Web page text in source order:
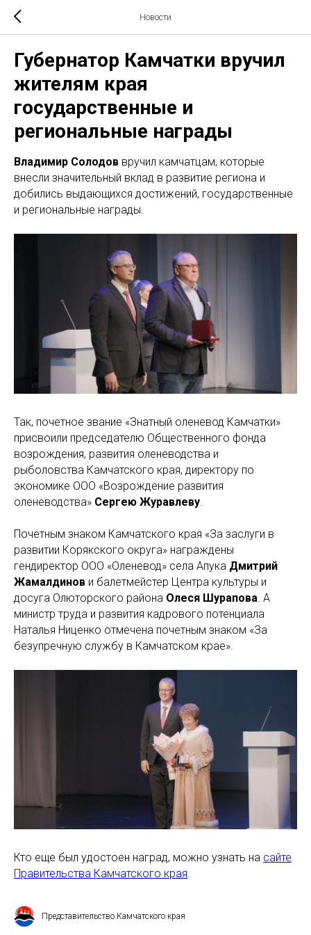
Новости
Губернатор Камчатки вручил
жителям края
государственные и
региональные награды
Владимир Солодов вручил камчатцам, которые
внесли значительный вклад в развитие региона и
добились выдающихся достижений, государственные
и региональные награды.
Так, почетное звание «Знатный оленевод Камчатки»
присвоили председателю Общественного фонда
возрождения, развития оленеводства и
рыболовства Камчатского края, директору по
экономике ООО «Возрождение развития
оленеводства» Сергею Журавлеву
Почетным знаком Камчатского края «За заслуги в
развитии Корякского округа» награждены
гендиректор ООО «Оленевод» села Апука Дмитрий
Жамалдинов и балетмейстер Центра культуры и
досуга Олюторского района Олеся Шурапова . А
министр труда и развития кадрового потенциала
Наталья Ниценко отмечена почетным знаком «За
безупречную службу в Камчатском крае».
Кто еще был удостоен наград, можно узнать на сайте
Правительства Камчатского края.
Представительство Камчатского края